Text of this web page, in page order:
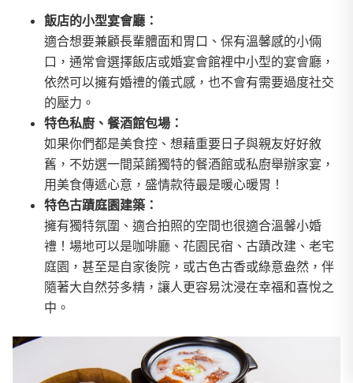
飯店的小型宴會廳：
適合想要兼顧長輩體面和胃口、保有溫馨感的小倆
口，通常會選擇飯店或婚宴會館裡中小型的宴會廳，
依然可以擁有婚禮的儀式感，也不會有需要過度社交
的壓力。
特色私廚、餐酒館包場：
如果你們都是美食控、想藉重要日子與親友好好敘
舊，不妨選一間菜餚獨特的餐酒館或私廚舉辦家宴，
用美食傳遞心意，盛情款待最是暖心暖胃！
特色古蹟庭園建築：
擁有獨特氛圍、適合拍照的空間也很適合溫馨小婚
禮！場地可以是咖啡廳、花園民宿、古蹟改建、老宅
庭園，甚至是自家後院，或古色古香或綠意盎然，伴
隨著大自然芬多精，讓人更容易沈浸在幸福和喜悅之
中。